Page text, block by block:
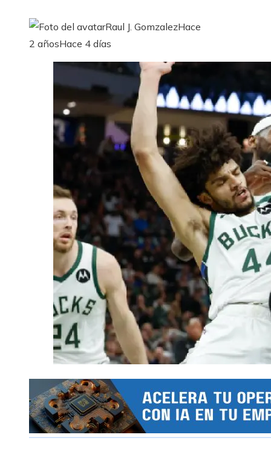
Raul J. GomzalezHace
2 añosHace 4 días